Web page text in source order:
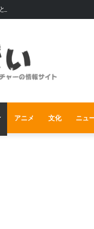
は？〜水木しげるロードとら
アニメ 文化 ニュ